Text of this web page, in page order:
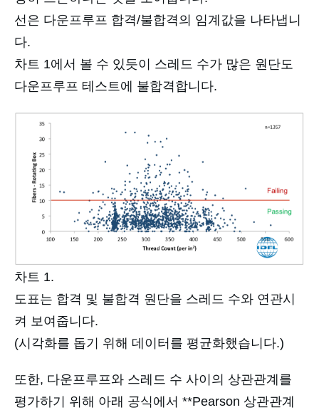
선은 다운프루프 합격/불합격의 임계값을 나타냅니
다.
차트 1에서 볼 수 있듯이 스레드 수가 많은 원단도
다운프루프 테스트에 불합격합니다.
차트 1.
도표는 합격 및 불합격 원단을 스레드 수와 연관시
켜 보여줍니다.
(시각화를 돕기 위해 데이터를 평균화했습니다.)
또한, 다운프루프와 스레드 수 사이의 상관관계를
평가하기 위해 아래 공식에서 **Pearson 상관관계